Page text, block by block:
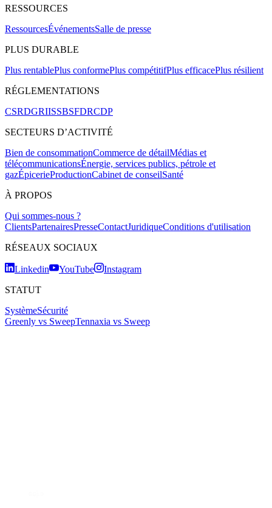
RESSOURCES
RessourcesÉvénementsSalle de presse
PLUS DURABLE
Plus rentablePlus conformePlus compétitifPlus efficacePlus résilient
RÉGLEMENTATIONS
CSRDGRIISSBSFDRCDP
SECTEURS D’ACTIVITÉ
Bien de consommationCommerce de détailMédias et
télécommunicationsÉnergie, services publics, pétrole et
gazÉpicerieProductionCabinet de conseilSanté
À PROPOS
Qui sommes-nous ?
ClientsPartenairesPresseContactJuridiqueConditions d'utilisation
RÉSEAUX SOCIAUX
Linkedin YouTube
Instagram
STATUT
SystèmeSécurité
Greenly vs SweepTennaxia vs Sweep